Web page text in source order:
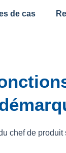
de cas